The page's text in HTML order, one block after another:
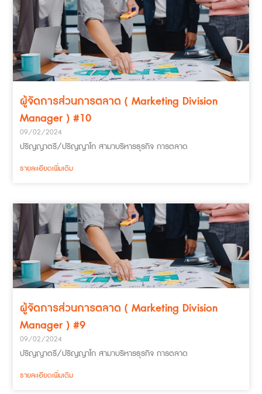
ผู้จัดการส่วนการตลาด ( Marketing Division
Manager ) #10
09/02/2024
ปริญญาตรี/ปริญญาโก สามาบริหารธุรกิจ การตลาด
รายละเอียดเพิ่มเติม
ผู้จัดการส่วนการตลาด ( Marketing Division
Manager ) #9
09/02/2024
ปริญญาตรี/ปริญญาโก สามาบริหารธุรกิจ การตลาด
รายละเอียดเพิ่มเติม